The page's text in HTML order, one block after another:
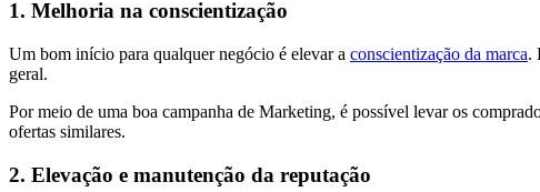
1. Melhoria na conscientização
Um bom início para qualquer negócio é elevar a conscientização da marca.
geral.
Por meio de uma boa campanha de Marketing, é possível levar os
ofertas similares.
2. Elevação e manutenção da reputação